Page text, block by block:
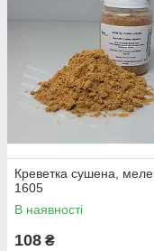
Креветка сушена,
1605
В наявності
108 ₴